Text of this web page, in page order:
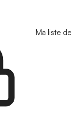
Ma liste de